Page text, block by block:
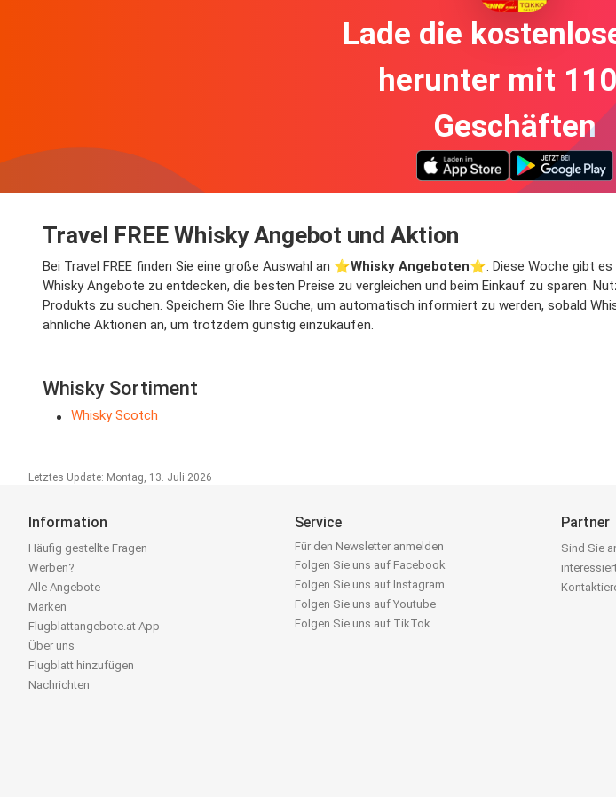
Lade die
herunter mit
Geschäften
Travel FREE Whisky Angebot und Aktion
Bei Travel FREE finden Sie eine große Auswahl an ⭐️Whisky Angeboten⭐️. Diese Woche gibt es
Whisky Angebote zu entdecken, die besten Preise zu vergleichen und beim Einkauf zu sparen.
Produkts zu suchen. Speichern Sie Ihre Suche, um automatisch informiert zu werden, sobald
ähnliche Aktionen an, um trotzdem günstig einzukaufen.
Whisky Sortiment
Whisky Scotch
Letztes Update: Montag, 13. Juli 2026
Information
Häufig gestellte Fragen
Werben?
Alle Angebote
Marken
Flugblattangebote.at App
Über uns
Flugblatt hinzufügen
Nachrichten
Service
Für den Newsletter anmelden
Folgen Sie uns auf Facebook
Folgen Sie uns auf Instagram
Folgen Sie uns auf Youtube
Folgen Sie uns auf TikTok
Partner
Sind Sie